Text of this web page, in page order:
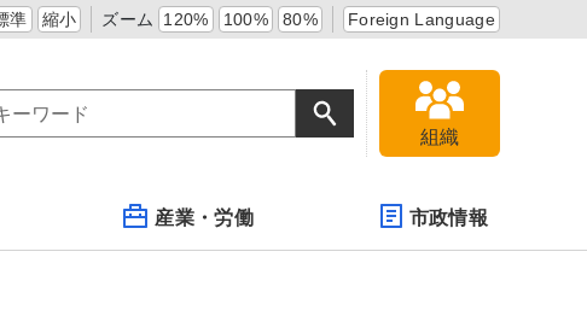
準 縮小 ズーム 120% 100% 80% Foreign Language
組織
産業・労働 市政情報